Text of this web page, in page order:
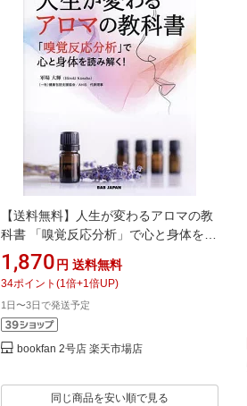
【送料無料】人生が変わるアロマの教
科書 「嗅覚反応分析」で心と身体を読
み解く! すごいアロマ!／軍場大輝
1,870 円 送料無料
34ポイント (1倍+1倍UP)
1日〜3日で発送予定
bookfan 2号店 楽天市場店
同じ商品を安い順で見る